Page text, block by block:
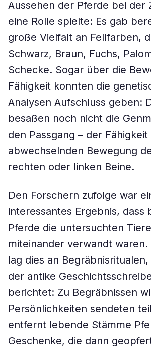
Aussehen der Pferde bei der
eine Rolle spielte: Es gab
große Vielfalt an Fellfarben,
Schwarz, Braun, Fuchs,
Schecke. Sogar über die
Fähigkeit konnten die
Analysen Aufschluss geben:
besaßen noch nicht die
den Passgang – der Fähigkeit
abwechselnden Bewegung
rechten oder linken Beine.
Den Forschern zufolge war
interessantes Ergebnis, dass
Pferde die untersuchten
miteinander verwandt
lag dies an
der antike
berichtet: Zu Begräbnissen
Persönlichkeiten sendeten
entfernt lebende Stämme
Geschenke, die dann